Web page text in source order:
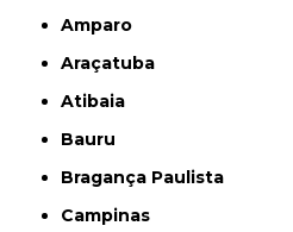
Amparo
Araçatuba
Atibaia
Bauru
Bragança Paulista
Campinas